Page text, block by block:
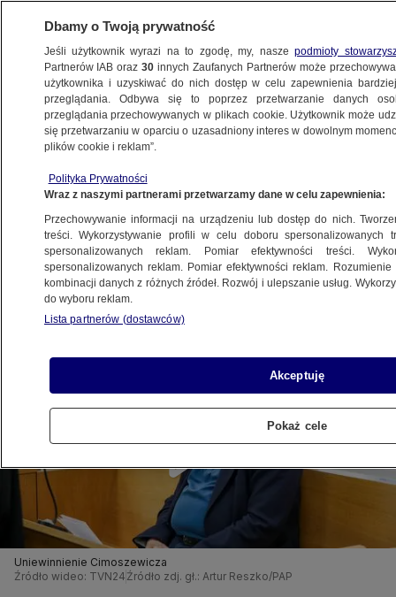
BIAŁYSTOK
Był oskarżony o spowodowanie wypadku
i ucieczkę
21.06.2024, 12:16
Udostępnij
Uniewinnienie Cimoszewicza
Źródło wideo: TVN24 Źródło zdj. gł.: Artur Reszko/PAP
Dbamy o Twoją prywatność
Jeśli użytkownik wyrazi na to zgodę, my, naszepodmioty
Partnerów IAB oraz30 innych Zaufanych Partnerów może
użytkownika i uzyskiwać do nich dostęp w celu zapewnienia
przeglądania. Odbywa się to poprzez przetwarzanie danych
przeglądania przechowywanych w plikach cookie. Użytkownik może
się przetwarzaniu w oparciu o uzasadniony interes w dowolnym
plików cookie i reklam”.
Polityka Prywatności
Wraz z naszymi partnerami przetwarzamy dane w celu zapewnienia:
Przechowywanie informacji na urządzeniu lub dostęp do nich.
treści. Wykorzystywanie profili w celu doboru spersonalizowanych
spersonalizowanych reklam. Pomiar efektywności treści.
spersonalizowanych reklam. Pomiar efektywności reklam.
kombinacji danych z różnych źródeł. Rozwój i ulepszanie usług.
do wyboru reklam.
Lista partnerów (dostawców)
Akceptuję
Pokaż cele